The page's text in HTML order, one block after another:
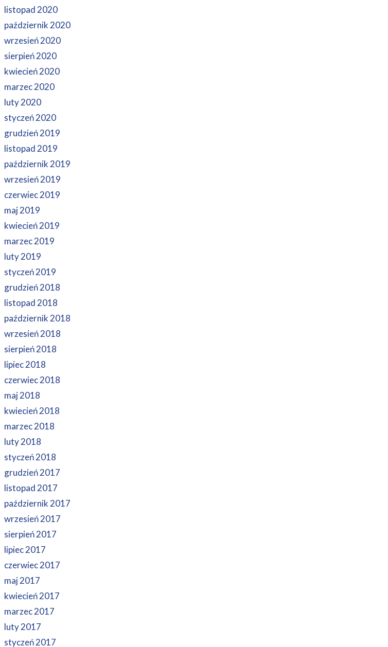
listopad 2020
październik 2020
wrzesień 2020
sierpień 2020
kwiecień 2020
marzec 2020
luty 2020
styczeń 2020
grudzień 2019
listopad 2019
październik 2019
wrzesień 2019
czerwiec 2019
maj 2019
kwiecień 2019
marzec 2019
luty 2019
styczeń 2019
grudzień 2018
listopad 2018
październik 2018
wrzesień 2018
sierpień 2018
lipiec 2018
czerwiec 2018
maj 2018
kwiecień 2018
marzec 2018
luty 2018
styczeń 2018
grudzień 2017
listopad 2017
październik 2017
wrzesień 2017
sierpień 2017
lipiec 2017
czerwiec 2017
maj 2017
kwiecień 2017
marzec 2017
luty 2017
styczeń 2017